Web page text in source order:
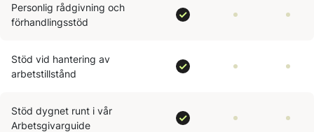
Personlig rådgivning och
förhandlingsstöd
Stöd vid hantering av
arbetstillstånd
Stöd dygnet runt i vår
Arbetsgivarguide